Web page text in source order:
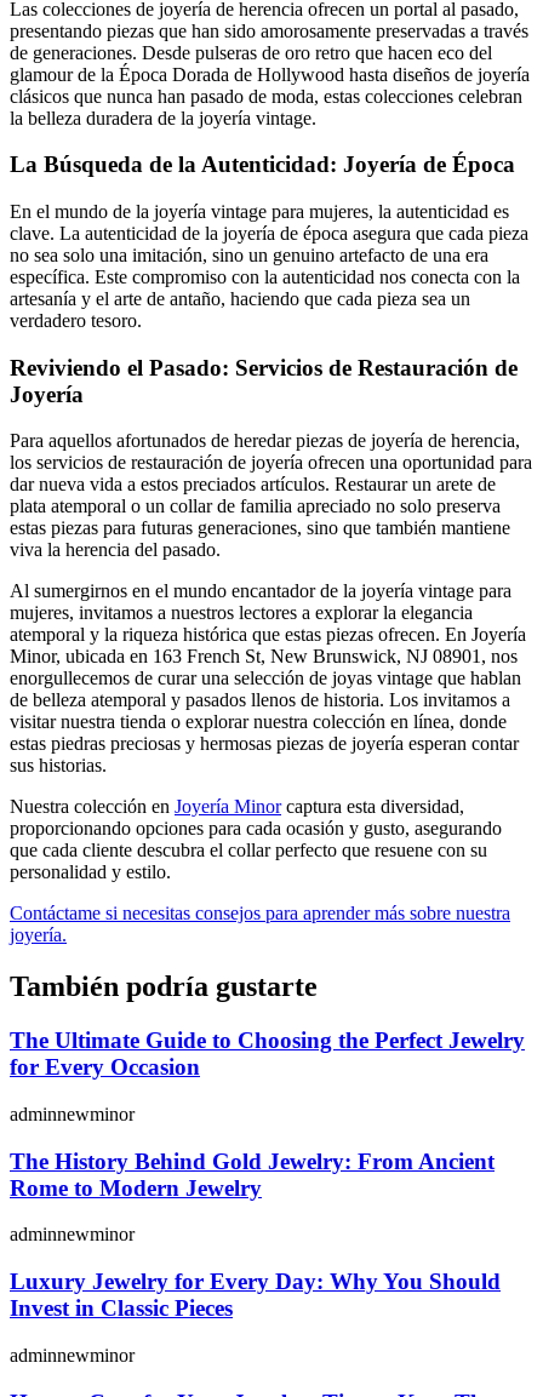
Las colecciones de joyería de herencia ofrecen un portal al pasado,
presentando piezas que han sido amorosamente preservadas a través
de generaciones. Desde pulseras de oro retro que hacen eco del
glamour de la Época Dorada de Hollywood hasta diseños de joyería
clásicos que nunca han pasado de moda, estas colecciones celebran
la belleza duradera de la joyería vintage.
La Búsqueda de la Autenticidad: Joyería de Época
En el mundo de la joyería vintage para mujeres, la autenticidad es
clave. La autenticidad de la joyería de época asegura que cada pieza
no sea solo una imitación, sino un genuino artefacto de una era
específica. Este compromiso con la autenticidad nos conecta con la
artesanía y el arte de antaño, haciendo que cada pieza sea un
verdadero tesoro.
Reviviendo el Pasado: Servicios de Restauración de
Joyería
Para aquellos afortunados de heredar piezas de joyería de herencia,
los servicios de restauración de joyería ofrecen una oportunidad para
dar nueva vida a estos preciados artículos. Restaurar un arete de
plata atemporal o un collar de familia apreciado no solo preserva
estas piezas para futuras generaciones, sino que también mantiene
viva la herencia del pasado.
Al sumergirnos en el mundo encantador de la joyería vintage para
mujeres, invitamos a nuestros lectores a explorar la elegancia
atemporal y la riqueza histórica que estas piezas ofrecen. En Joyería
Minor, ubicada en 163 French St, New Brunswick, NJ 08901, nos
enorgullecemos de curar una selección de joyas vintage que hablan
de belleza atemporal y pasados llenos de historia. Los invitamos a
visitar nuestra tienda o explorar nuestra colección en línea, donde
estas piedras preciosas y hermosas piezas de joyería esperan contar
sus historias.
Nuestra colección en Joyería Minorcaptura esta diversidad,
proporcionando opciones para cada ocasión y gusto, asegurando
que cada cliente descubra el collar perfecto que resuene con su
personalidad y estilo.
Contáctame si necesitas consejos para aprender más sobre nuestra
joyería.
También podría gustarte
The Ultimate Guide to Choosing the Perfect Jewelry
for Every Occasion
adminnewminor
The History Behind Gold Jewelry: From Ancient
Rome to Modern Jewelry
adminnewminor
Luxury Jewelry for Every Day: Why You Should
Invest in Classic Pieces
adminnewminor